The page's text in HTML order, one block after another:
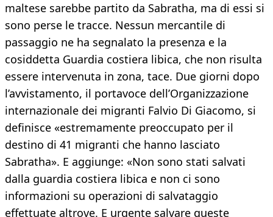
maltese sarebbe partito da Sabratha, ma di essi si
sono perse le tracce. Nessun mercantile di
passaggio ne ha segnalato la presenza e la
cosiddetta Guardia costiera libica, che non risulta
essere intervenuta in zona, tace. Due giorni dopo
l’avvistamento, il portavoce dell’Organizzazione
internazionale dei migranti Falvio Di Giacomo, si
definisce «estremamente preoccupato per il
destino di 41 migranti che hanno lasciato
Sabratha». E aggiunge: «Non sono stati salvati
dalla guardia costiera libica e non ci sono
informazioni su operazioni di salvataggio
effettuate altrove. E urgente salvare queste